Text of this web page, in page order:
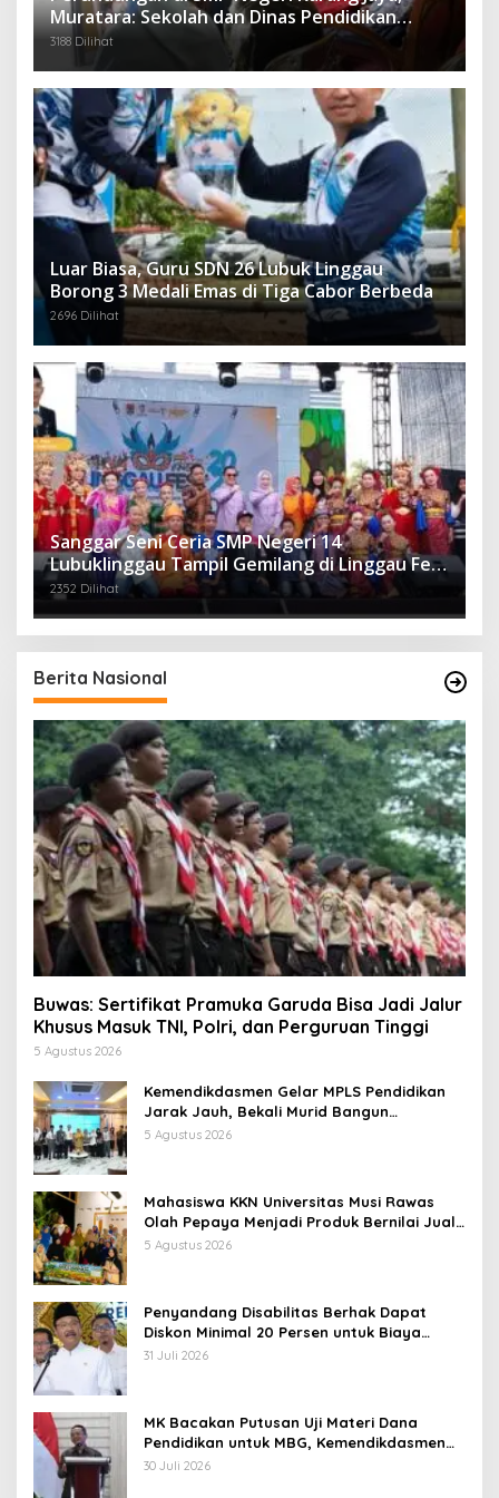
Muratara: Sekolah dan Dinas Pendidikan
Langsung Ambil Tindakan Tegas
3188 Dilihat
Luar Biasa, Guru SDN 26 Lubuk Linggau
Borong 3 Medali Emas di Tiga Cabor Berbeda
2696 Dilihat
Sanggar Seni Ceria SMP Negeri 14
Lubuklinggau Tampil Gemilang di Linggau Fest
2025
2352 Dilihat
Berita Nasional
Buwas: Sertifikat Pramuka Garuda Bisa Jadi Jalur
Khusus Masuk TNI, Polri, dan Perguruan Tinggi
5 Agustus 2026
Kemendikdasmen Gelar MPLS Pendidikan
Jarak Jauh, Bekali Murid Bangun
Kemandirian Belajar
5 Agustus 2026
Mahasiswa KKN Universitas Musi Rawas
Olah Pepaya Menjadi Produk Bernilai Jual
Tinggi, Dorong UMKM Desa Air Satan
5 Agustus 2026
Penyandang Disabilitas Berhak Dapat
Diskon Minimal 20 Persen untuk Biaya
Sekolah dan Kuliah
31 Juli 2026
MK Bacakan Putusan Uji Materi Dana
Pendidikan untuk MBG, Kemendikdasmen
Tunggu Implikasi Putusan
30 Juli 2026